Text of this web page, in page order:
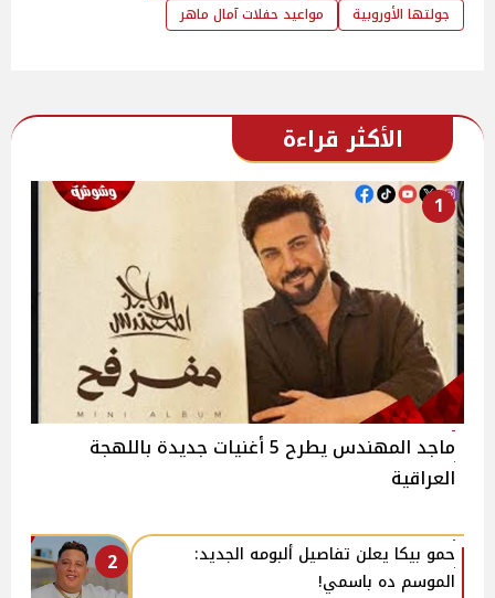
جولتها الأوروبية
مواعيد حفلات آمال ماهر
الأكثر قراءة
1
ماجد المهندس يطرح 5 أغنيات جديدة باللهجة
العراقية
2
حمو بيكا يعلن تفاصيل ألبومه الجديد:
الموسم ده باسمي!